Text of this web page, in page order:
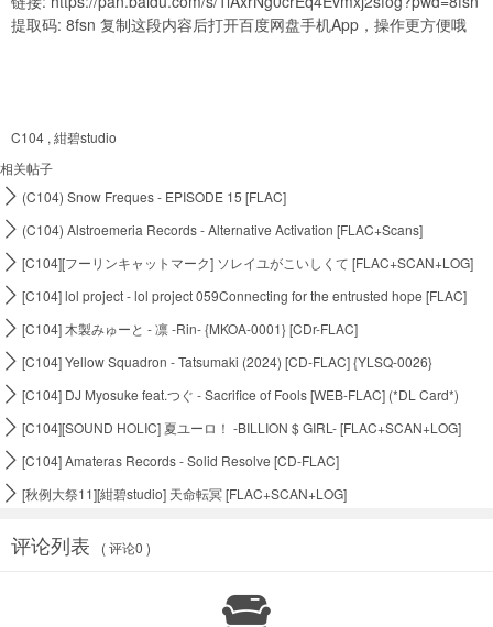
提取码: 8fsn 复制这段内容后打开百度网盘手机App，操作更方便哦
C104 , 紺碧studio
相关帖子
 (C104) Snow Freques - EPISODE 15 [FLAC]
 (C104) Alstroemeria Records - Alternative Activation [FLAC+Scans]
 [C104][フーリンキャットマーク] ソレイユがこいしくて [FLAC+SCAN+LOG]
 [C104] lol project - lol project 059Connecting for the entrusted hope [FLAC]
 [C104] 木製みゅーと - 凛 -Rin- {MKOA-0001} [CDr-FLAC]
 [C104] Yellow Squadron - Tatsumaki (2024) [CD-FLAC] {YLSQ-0026}
 [C104] DJ Myosuke feat.つぐ - Sacrifice of Fools [WEB-FLAC] (*DL Card*)
 [C104][SOUND HOLIC] 夏ユーロ！ -BILLION $ GIRL- [FLAC+SCAN+LOG]
 [C104] Amateras Records - Solid Resolve [CD-FLAC]
 [秋例大祭11][紺碧studio] 天命転冥 [FLAC+SCAN+LOG]
评论列表 ( 评论0 )
